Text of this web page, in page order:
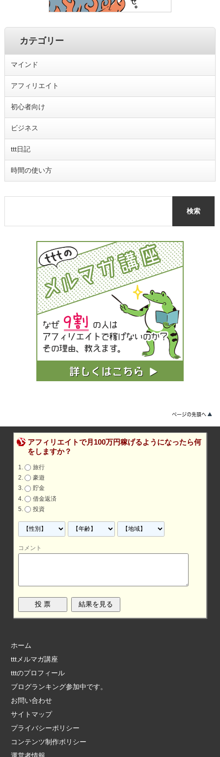
カテゴリー
マインド
アフィリエイト
初心者向け
ビジネス
ttt日記
時間の使い方
アフィリエイトで月100万円稼げるようになったら何
をしますか？
旅行
豪遊
貯金
借金返済
投資
コメント
ホーム
tttメルマガ講座
tttのプロフィール
ブログランキング参加中です。
お問い合わせ
サイトマップ
プライバシーポリシー
コンテンツ制作ポリシー
運営者情報